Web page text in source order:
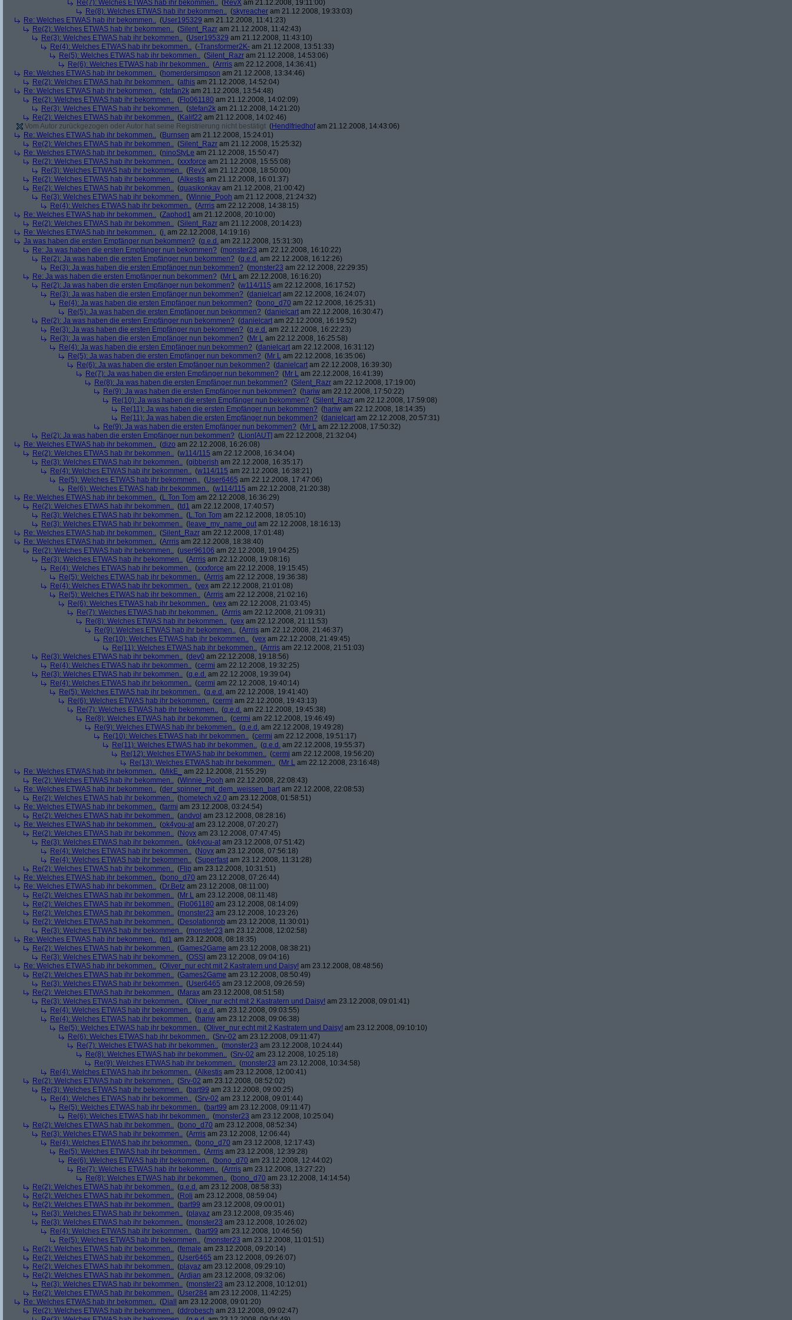
Re(7): Welches ETWAS hab ihr bekommen.. (RevX am 21.12.2008, 19:11:00)
Re(8): Welches ETWAS hab ihr bekommen.. (skyreacher am 21.12.2008, 19:33:03)
Re: Welches ETWAS hab ihr bekommen.. (User195329 am 21.12.2008, 11:41:23)
Re(2): Welches ETWAS hab ihr bekommen.. (Silent_Razr am 21.12.2008, 11:42:43)
Re(3): Welches ETWAS hab ihr bekommen.. (User195329 am 21.12.2008, 11:43:10)
Re(4): Welches ETWAS hab ihr bekommen.. (-Transformer2K- am 21.12.2008, 13:51:33)
Re(5): Welches ETWAS hab ihr bekommen.. (Silent_Razr am 21.12.2008, 14:53:06)
Re(6): Welches ETWAS hab ihr bekommen.. (Arrris am 22.12.2008, 14:36:41)
Re: Welches ETWAS hab ihr bekommen.. (homerdersimpson am 21.12.2008, 13:34:46)
Re(2): Welches ETWAS hab ihr bekommen.. (athis am 21.12.2008, 14:52:04)
Re: Welches ETWAS hab ihr bekommen.. (stefan2k am 21.12.2008, 13:54:48)
Re(2): Welches ETWAS hab ihr bekommen.. (Flo061180 am 21.12.2008, 14:02:09)
Re(3): Welches ETWAS hab ihr bekommen.. (stefan2k am 21.12.2008, 14:21:20)
Re(2): Welches ETWAS hab ihr bekommen.. (Kalif22 am 21.12.2008, 14:02:46)
Vom Autor zurückgezogen oder Autor hat seine Registrierung nicht bestätigt (Hendlfriedhofam 21.12.2008, 14:43:06)
Re: Welches ETWAS hab ihr bekommen.. (Burnsen am 21.12.2008, 15:24:01)
Re(2): Welches ETWAS hab ihr bekommen.. (Silent_Razr am 21.12.2008, 15:25:32)
Re: Welches ETWAS hab ihr bekommen.. (ninoStyLe am 21.12.2008, 15:50:47)
Re(2): Welches ETWAS hab ihr bekommen.. (xxxforce am 21.12.2008, 15:55:08)
Re(3): Welches ETWAS hab ihr bekommen.. (RevX am 21.12.2008, 18:50:00)
Re(2): Welches ETWAS hab ihr bekommen.. (Alkestis am 21.12.2008, 16:01:37)
Re(2): Welches ETWAS hab ihr bekommen.. (quasikonkav am 21.12.2008, 21:00:42)
Re(3): Welches ETWAS hab ihr bekommen.. (Winnie_Pooh am 21.12.2008, 21:24:32)
Re(4): Welches ETWAS hab ihr bekommen.. (Arrris am 22.12.2008, 14:38:15)
Re: Welches ETWAS hab ihr bekommen.. (Zaphod1 am 21.12.2008, 20:10:00)
Re(2): Welches ETWAS hab ihr bekommen.. (Silent_Razr am 21.12.2008, 20:14:23)
Re: Welches ETWAS hab ihr bekommen.. (j. am 22.12.2008, 14:19:16)
Ja was haben die ersten Empfänger nun bekommen? (q.e.d. am 22.12.2008, 15:31:30)
Re: Ja was haben die ersten Empfänger nun bekommen? (monster23 am 22.12.2008, 16:10:22)
Re(2): Ja was haben die ersten Empfänger nun bekommen? (q.e.d. am 22.12.2008, 16:12:26)
Re(3): Ja was haben die ersten Empfänger nun bekommen? (monster23 am 22.12.2008, 22:29:35)
Re: Ja was haben die ersten Empfänger nun bekommen? (Mr L am 22.12.2008, 16:16:20)
Re(2): Ja was haben die ersten Empfänger nun bekommen? (w114/115 am 22.12.2008, 16:17:52)
Re(3): Ja was haben die ersten Empfänger nun bekommen? (danielcart am 22.12.2008, 16:24:07)
Re(4): Ja was haben die ersten Empfänger nun bekommen? (bono_d70 am 22.12.2008, 16:25:31)
Re(5): Ja was haben die ersten Empfänger nun bekommen? (danielcart am 22.12.2008, 16:30:47)
Re(2): Ja was haben die ersten Empfänger nun bekommen? (danielcart am 22.12.2008, 16:19:52)
Re(3): Ja was haben die ersten Empfänger nun bekommen? (q.e.d. am 22.12.2008, 16:22:23)
Re(3): Ja was haben die ersten Empfänger nun bekommen? (Mr L am 22.12.2008, 16:25:58)
Re(4): Ja was haben die ersten Empfänger nun bekommen? (danielcart am 22.12.2008, 16:31:12)
Re(5): Ja was haben die ersten Empfänger nun bekommen? (Mr L am 22.12.2008, 16:35:06)
Re(6): Ja was haben die ersten Empfänger nun bekommen? (danielcart am 22.12.2008, 16:39:30)
Re(7): Ja was haben die ersten Empfänger nun bekommen? (Mr L am 22.12.2008, 16:41:39)
Re(8): Ja was haben die ersten Empfänger nun bekommen? (Silent_Razr am 22.12.2008, 17:19:00)
Re(9): Ja was haben die ersten Empfänger nun bekommen? (hariw am 22.12.2008, 17:50:22)
Re(10): Ja was haben die ersten Empfänger nun bekommen? (Silent_Razr am 22.12.2008, 17:59:08)
Re(11): Ja was haben die ersten Empfänger nun bekommen? (hariw am 22.12.2008, 18:14:35)
Re(11): Ja was haben die ersten Empfänger nun bekommen? (danielcart am 22.12.2008, 20:57:31)
Re(9): Ja was haben die ersten Empfänger nun bekommen? (Mr L am 22.12.2008, 17:50:32)
Re(2): Ja was haben die ersten Empfänger nun bekommen? (Lion[AUT] am 22.12.2008, 21:32:04)
Re: Welches ETWAS hab ihr bekommen.. (dizo am 22.12.2008, 16:26:08)
Re(2): Welches ETWAS hab ihr bekommen.. (w114/115 am 22.12.2008, 16:34:04)
Re(3): Welches ETWAS hab ihr bekommen.. (gibberish am 22.12.2008, 16:35:17)
Re(4): Welches ETWAS hab ihr bekommen.. (w114/115 am 22.12.2008, 16:38:21)
Re(5): Welches ETWAS hab ihr bekommen.. (User6465 am 22.12.2008, 17:47:06)
Re(6): Welches ETWAS hab ihr bekommen.. (w114/115 am 22.12.2008, 21:20:38)
Re: Welches ETWAS hab ihr bekommen.. (L.Ton Tom am 22.12.2008, 16:36:29)
Re(2): Welches ETWAS hab ihr bekommen.. (td1 am 22.12.2008, 17:40:57)
Re(3): Welches ETWAS hab ihr bekommen.. (L.Ton Tom am 22.12.2008, 18:05:10)
Re(3): Welches ETWAS hab ihr bekommen.. ( leave_my_name_out am 22.12.2008, 18:16:13)
Re: Welches ETWAS hab ihr bekommen.. (Silent_Razr am 22.12.2008, 17:01:48)
Re: Welches ETWAS hab ihr bekommen.. (Arrris am 22.12.2008, 18:38:40)
Re(2): Welches ETWAS hab ihr bekommen.. (user96106 am 22.12.2008, 19:04:25)
Re(3): Welches ETWAS hab ihr bekommen.. (Arrris am 22.12.2008, 19:08:16)
Re(4): Welches ETWAS hab ihr bekommen.. (xxxforce am 22.12.2008, 19:15:45)
Re(5): Welches ETWAS hab ihr bekommen.. (Arrris am 22.12.2008, 19:36:38)
Re(4): Welches ETWAS hab ihr bekommen.. (vex am 22.12.2008, 21:01:08)
Re(5): Welches ETWAS hab ihr bekommen.. (Arrris am 22.12.2008, 21:02:16)
Re(6): Welches ETWAS hab ihr bekommen.. (vex am 22.12.2008, 21:03:45)
Re(7): Welches ETWAS hab ihr bekommen.. (Arrris am 22.12.2008, 21:09:31)
Re(8): Welches ETWAS hab ihr bekommen.. (vex am 22.12.2008, 21:11:53)
Re(9): Welches ETWAS hab ihr bekommen.. (Arrris am 22.12.2008, 21:46:37)
Re(10): Welches ETWAS hab ihr bekommen.. (vex am 22.12.2008, 21:49:45)
Re(11): Welches ETWAS hab ihr bekommen.. (Arrris am 22.12.2008, 21:51:03)
Re(3): Welches ETWAS hab ihr bekommen.. (dev0 am 22.12.2008, 19:18:56)
Re(4): Welches ETWAS hab ihr bekommen.. (cermi am 22.12.2008, 19:32:25)
Re(3): Welches ETWAS hab ihr bekommen.. (q.e.d. am 22.12.2008, 19:39:04)
Re(4): Welches ETWAS hab ihr bekommen.. (cermi am 22.12.2008, 19:40:14)
Re(5): Welches ETWAS hab ihr bekommen.. (q.e.d. am 22.12.2008, 19:41:40)
Re(6): Welches ETWAS hab ihr bekommen.. (cermi am 22.12.2008, 19:43:13)
Re(7): Welches ETWAS hab ihr bekommen.. (q.e.d. am 22.12.2008, 19:45:38)
Re(8): Welches ETWAS hab ihr bekommen.. (cermi am 22.12.2008, 19:46:49)
Re(9): Welches ETWAS hab ihr bekommen.. (q.e.d. am 22.12.2008, 19:49:28)
Re(10): Welches ETWAS hab ihr bekommen.. (cermi am 22.12.2008, 19:51:17)
Re(11): Welches ETWAS hab ihr bekommen.. (q.e.d. am 22.12.2008, 19:55:37)
Re(12): Welches ETWAS hab ihr bekommen.. (cermi am 22.12.2008, 19:56:20)
Re(13): Welches ETWAS hab ihr bekommen.. (Mr L am 22.12.2008, 23:16:48)
Re: Welches ETWAS hab ihr bekommen.. (MikE_
am 22.12.2008, 21:55:29)
Re(2): Welches ETWAS hab ihr bekommen.. (Winnie_Pooh am 22.12.2008, 22:08:43)
Re: Welches ETWAS hab ihr bekommen.. (der_spinner_mit_dem_weissen_bart am 22.12.2008, 22:08:53)
Re(2): Welches ETWAS hab ihr bekommen.. (hometech.v2.0 am 23.12.2008, 01:58:51)
Re: Welches ETWAS hab ihr bekommen.. (farmi am 23.12.2008, 03:24:54)
Re(2): Welches ETWAS hab ihr bekommen.. (andvol am 23.12.2008, 08:28:16)
Re: Welches ETWAS hab ihr bekommen.. (ok4you-at am 23.12.2008, 07:20:27)
Re(2): Welches ETWAS hab ihr bekommen.. (Noyx am 23.12.2008, 07:47:45)
Re(3): Welches ETWAS hab ihr bekommen.. (ok4you-at am 23.12.2008, 07:51:42)
Re(4): Welches ETWAS hab ihr bekommen.. (Noyx am 23.12.2008, 07:56:18)
Re(4): Welches ETWAS hab ihr bekommen.. (Superfast am 23.12.2008, 11:31:28)
Re(2): Welches ETWAS hab ihr bekommen.. (Flip am 23.12.2008, 10:31:51)
Re: Welches ETWAS hab ihr bekommen.. (bono_d70 am 23.12.2008, 07:26:44)
Re: Welches ETWAS hab ihr bekommen.. (Dr.Betz am 23.12.2008, 08:11:00)
Re(2): Welches ETWAS hab ihr bekommen.. (Mr L am 23.12.2008, 08:11:48)
Re(2): Welches ETWAS hab ihr bekommen.. (Flo061180 am 23.12.2008, 08:14:09)
Re(2): Welches ETWAS hab ihr bekommen.. (monster23 am 23.12.2008, 10:23:26)
Re(2): Welches ETWAS hab ihr bekommen.. (Desolationrob am 23.12.2008, 11:30:01)
Re(3): Welches ETWAS hab ihr bekommen.. (monster23 am 23.12.2008, 12:02:58)
Re: Welches ETWAS hab ihr bekommen.. (td1 am 23.12.2008, 08:18:35)
Re(2): Welches ETWAS hab ihr bekommen.. (Games2Game am 23.12.2008, 08:38:21)
Re(3): Welches ETWAS hab ihr bekommen.. (OSSI am 23.12.2008, 09:04:16)
Re: Welches ETWAS hab ihr bekommen.. (Oliver_nur echt mit 2 Kastratern und Daisy! am 23.12.2008, 08:48:56)
Re(2): Welches ETWAS hab ihr bekommen.. (Games2Game am 23.12.2008, 08:50:49)
Re(3): Welches ETWAS hab ihr bekommen.. (User6465 am 23.12.2008, 09:26:59)
Re(2): Welches ETWAS hab ihr bekommen.. (Marax am 23.12.2008, 08:51:58)
Re(3): Welches ETWAS hab ihr bekommen.. (Oliver_nur echt mit 2 Kastratern und Daisy! am 23.12.2008, 09:01:41)
Re(4): Welches ETWAS hab ihr bekommen.. (q.e.d. am 23.12.2008, 09:03:55)
Re(4): Welches ETWAS hab ihr bekommen.. (hariw am 23.12.2008, 09:06:38)
Re(5): Welches ETWAS hab ihr bekommen.. (Oliver_nur echt mit 2 Kastratern und Daisy! am 23.12.2008, 09:10:10)
Re(6): Welches ETWAS hab ihr bekommen.. (Srv-02 am 23.12.2008, 09:11:47)
Re(7): Welches ETWAS hab ihr bekommen.. (monster23 am 23.12.2008, 10:24:44)
Re(8): Welches ETWAS hab ihr bekommen.. (Srv-02 am 23.12.2008, 10:25:18)
Re(9): Welches ETWAS hab ihr bekommen.. (monster23 am 23.12.2008, 10:34:58)
Re(4): Welches ETWAS hab ihr bekommen.. (Alkestis am 23.12.2008, 12:00:41)
Re(2): Welches ETWAS hab ihr bekommen.. (Srv-02 am 23.12.2008, 08:52:02)
Re(3): Welches ETWAS hab ihr bekommen.. (bart99 am 23.12.2008, 09:00:25)
Re(4): Welches ETWAS hab ihr bekommen.. (Srv-02 am 23.12.2008, 09:01:44)
Re(5): Welches ETWAS hab ihr bekommen.. (bart99 am 23.12.2008, 09:11:47)
Re(6): Welches ETWAS hab ihr bekommen.. (monster23 am 23.12.2008, 10:25:04)
Re(2): Welches ETWAS hab ihr bekommen.. (bono_d70 am 23.12.2008, 08:52:34)
Re(3): Welches ETWAS hab ihr bekommen.. (Arrris am 23.12.2008, 12:06:44)
Re(4): Welches ETWAS hab ihr bekommen.. (bono_d70 am 23.12.2008, 12:17:43)
Re(5): Welches ETWAS hab ihr bekommen.. (Arrris am 23.12.2008, 12:39:28)
Re(6): Welches ETWAS hab ihr bekommen.. (bono_d70 am 23.12.2008, 12:44:02)
Re(7): Welches ETWAS hab ihr bekommen.. (Arrris am 23.12.2008, 13:27:22)
Re(8): Welches ETWAS hab ihr bekommen.. (bono_d70 am 23.12.2008, 14:14:54)
Re(2): Welches ETWAS hab ihr bekommen.. (q.e.d. am 23.12.2008, 08:58:33)
Re(2): Welches ETWAS hab ihr bekommen.. (Roli am 23.12.2008, 08:59:04)
Re(2): Welches ETWAS hab ihr bekommen.. (bart99 am 23.12.2008, 09:00:01)
Re(3): Welches ETWAS hab ihr bekommen.. (playaz am 23.12.2008, 09:35:46)
Re(3): Welches ETWAS hab ihr bekommen.. (monster23 am 23.12.2008, 10:26:02)
Re(4): Welches ETWAS hab ihr bekommen.. (bart99 am 23.12.2008, 10:46:56)
Re(5): Welches ETWAS hab ihr bekommen.. (monster23 am 23.12.2008, 11:01:51)
Re(2): Welches ETWAS hab ihr bekommen.. (female am 23.12.2008, 09:20:14)
Re(2): Welches ETWAS hab ihr bekommen.. (User6465 am 23.12.2008, 09:26:07)
Re(2): Welches ETWAS hab ihr bekommen.. (playaz am 23.12.2008, 09:29:10)
Re(2): Welches ETWAS hab ihr bekommen.. (Ardjan am 23.12.2008, 09:32:06)
Re(3): Welches ETWAS hab ihr bekommen.. (monster23 am 23.12.2008, 10:12:01)
Re(2): Welches ETWAS hab ihr bekommen.. (User284 am 23.12.2008, 11:42:25)
Re: Welches ETWAS hab ihr bekommen.. (Diall
am 23.12.2008, 09:01:20)
Re(2): Welches ETWAS hab ihr bekommen.. (ddrobesch am 23.12.2008, 09:02:47)